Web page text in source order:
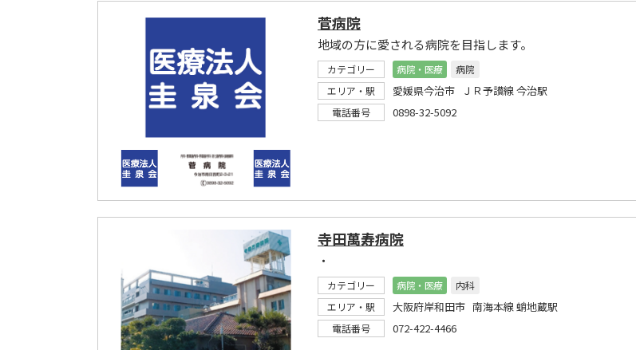
菅病院
地域の方に愛される病院を目指します。
カテゴリー 病院・医療
病院
エリア・駅
愛媛県今治市 ＪＲ予讃線 今治駅
電話番号 0898-32-5092
寺田萬寿病院
・
カテゴリー 病院・医療
内科
エリア・駅
大阪府岸和田市 南海本線 蛸地蔵駅
電話番号 072-422-4466